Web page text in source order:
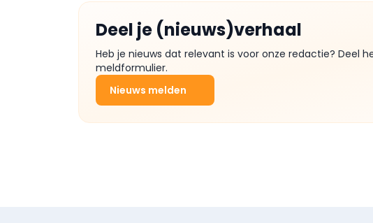
Deel je (nieuws)verhaal
Heb je nieuws dat relevant is voor onze redactie? Deel
meldformulier.
Nieuws melden